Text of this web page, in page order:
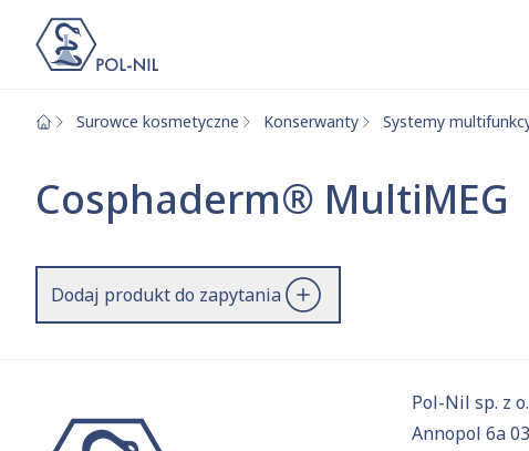
Surowce kosmetyczne Konserwanty Systemy
Cosphaderm® MultiMEG
Dodaj produkt do zapytania
Pol-Nil sp. z
Annopol 6a